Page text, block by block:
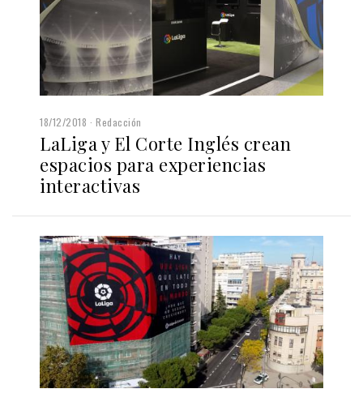
18/12/2018 Redacción
LaLiga y El Corte Inglés crean
espacios para experiencias
interactivas